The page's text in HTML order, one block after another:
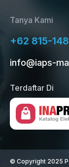
Tanya Kami
+62 815-
info@iaps-
Terdaftar Di
© Copyright 2025